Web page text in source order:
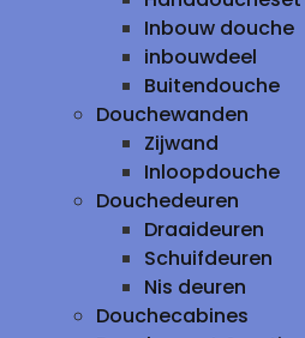
Inbouw douche
inbouwdeel
Buitendouche
Douchewanden
Zijwand
Inloopdouche
Douchedeuren
Draaideuren
Schuifdeuren
Nis deuren
Douchecabines